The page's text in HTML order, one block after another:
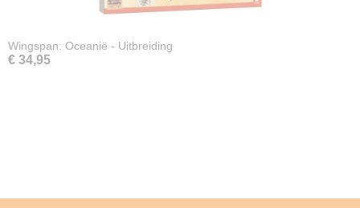
Wingspan: Oceanië - Uitbreiding
€ 34,95